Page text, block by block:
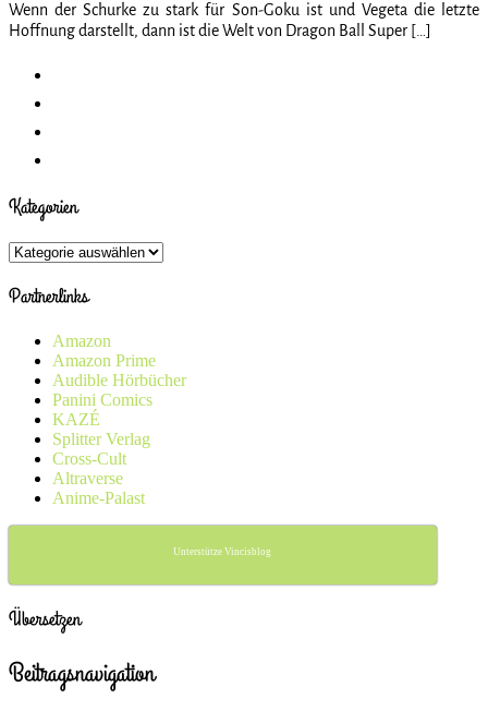
Wenn der Schurke zu stark für Son-Goku ist und Vegeta die letzte
Hoffnung darstellt, dann ist die Welt von Dragon Ball Super […]
Kategorien
Kategorien
Partnerlinks
Amazon
Amazon Prime
Audible Hörbücher
Panini Comics
KAZÉ
Splitter Verlag
Cross-Cult
Altraverse
Anime-Palast
Unterstütze Vincisblog
Übersetzen
Beitragsnavigation